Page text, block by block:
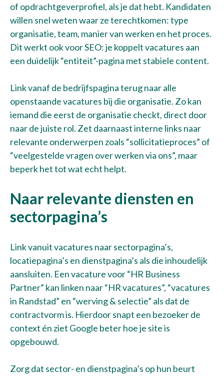
of opdrachtgeverprofiel, als je dat hebt. Kandidaten
willen snel weten waar ze terechtkomen: type
organisatie, team, manier van werken en het proces.
Dit werkt ook voor SEO: je koppelt vacatures aan
een duidelijk “entiteit”-pagina met stabiele content.
Link vanaf de bedrijfspagina terug naar alle
openstaande vacatures bij die organisatie. Zo kan
iemand die eerst de organisatie checkt, direct door
naar de juiste rol. Zet daarnaast interne links naar
relevante onderwerpen zoals “sollicitatieproces” of
“veelgestelde vragen over werken via ons”, maar
beperk het tot wat echt helpt.
Naar relevante diensten en
sectorpagina’s
Link vanuit vacatures naar sectorpagina’s,
locatiepagina’s en dienstpagina’s als die inhoudelijk
aansluiten. Een vacature voor “HR Business
Partner” kan linken naar “HR vacatures”, “vacatures
in Randstad” en “werving & selectie” als dat de
contractvorm is. Hierdoor snapt een bezoeker de
context én ziet Google beter hoe je site is
opgebouwd.
Zorg dat sector- en dienstpagina’s op hun beurt